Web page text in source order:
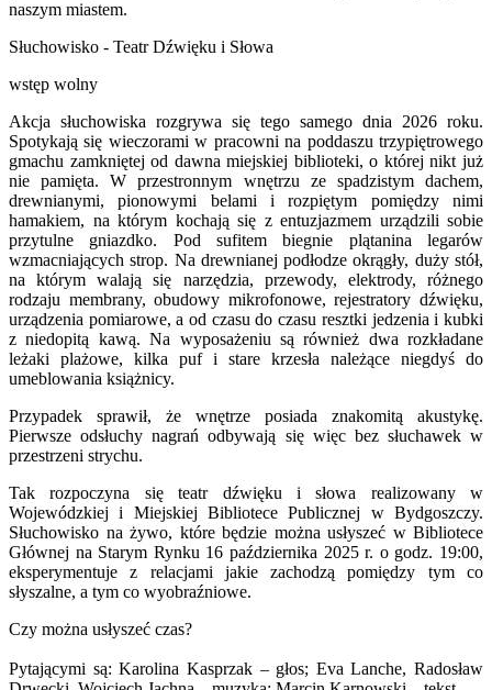
naszym miastem.
Słuchowisko - Teatr Dźwięku i Słowa
wstęp wolny
Akcja słuchowiska rozgrywa się tego samego dnia 2026 roku.
Spotykają się wieczorami w pracowni na poddaszu trzypiętrowego
gmachu zamkniętej od dawna miejskiej biblioteki, o której nikt już
nie pamięta. W przestronnym wnętrzu ze spadzistym dachem,
drewnianymi, pionowymi belami i rozpiętym pomiędzy nimi
hamakiem, na którym kochają się z entuzjazmem urządzili sobie
przytulne gniazdko. Pod sufitem biegnie plątanina legarów
wzmacniających strop. Na drewnianej podłodze okrągły, duży stół,
na którym walają się narzędzia, przewody, elektrody, różnego
rodzaju membrany, obudowy mikrofonowe, rejestratory dźwięku,
urządzenia pomiarowe, a od czasu do czasu resztki jedzenia i kubki
z niedopitą kawą. Na wyposażeniu są również dwa rozkładane
leżaki plażowe, kilka puf i stare krzesła należące niegdyś do
umeblowania książnicy.
Przypadek sprawił, że wnętrze posiada znakomitą akustykę.
Pierwsze odsłuchy nagrań odbywają się więc bez słuchawek w
przestrzeni strychu.
Tak rozpoczyna się teatr dźwięku i słowa realizowany w
Wojewódzkiej i Miejskiej Bibliotece Publicznej w Bydgoszczy.
Słuchowisko na żywo, które będzie można usłyszeć w Bibliotece
Głównej na Starym Rynku 16 października 2025 r. o godz. 19:00,
eksperymentuje z relacjami jakie zachodzą pomiędzy tym co
słyszalne, a tym co wyobraźniowe.
Czy można usłyszeć czas?
Pytającymi są: Karolina Kasprzak – głos; Eva Lanche, Radosław